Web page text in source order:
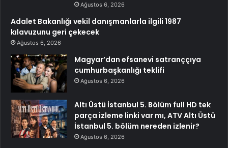
Ağustos 6, 2026
Adalet Bakanlığı vekil danışmanlarla ilgili 1987
kılavuzunu geri çekecek
Ağustos 6, 2026
Magyar’dan efsanevi satranççıya
cumhurbaşkanlığı teklifi
Ağustos 6, 2026
Altı Üstü İstanbul 5. Bölüm full HD tek
parça izleme linki var mı, ATV Altı Üstü
İstanbul 5. bölüm nereden izlenir?
Ağustos 6, 2026